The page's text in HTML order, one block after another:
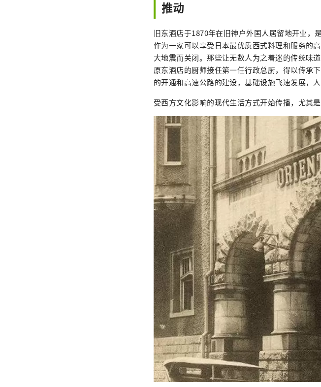
推动
旧东酒店于1870年在旧神户外国人居留地开业，
作为一家可以享受日本最优质西式料理和服务的
大地震而关闭。那些让无数人为之着迷的传统味
原东酒店的厨师接任第一任行政总厨，得以传承
的开通和高速公路的建设，基础设施飞速发展，
受西方文化影响的现代生活方式开始传播，尤其是